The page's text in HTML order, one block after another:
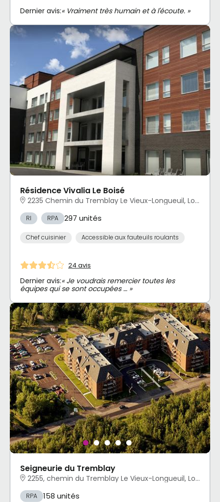
Dernier avis:« Vraiment très humain et à l'écoute. »
Résidence Vivalia Le Boisé
2235 Chemin du Tremblay Le Vieux-Longueuil, Longueuil, QC
RI RPA 297 unités
Chef cuisinier Accessible aux fauteuils roulants
24 avis
Dernier avis:« Je voudrais remercier toutes les
équipes qui se sont occupées … »
Seigneurie du Tremblay
2255, chemin du Tremblay Le Vieux-Longueuil, Longueuil, QC
RPA 158 unités